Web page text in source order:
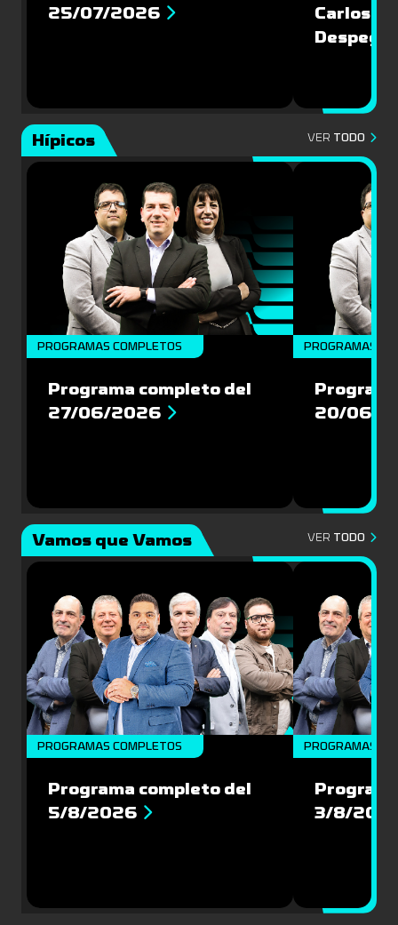
25/07/2026
Carlos
Hípicos VER TODO
PROGRAMAS COMPLETOS
Programa completo del
27/06/2026
PROGRAMAS
20/06/
Vamos que Vamos VER TODO
PROGRAMAS COMPLETOS
Programa completo del
5/8/2026
PROGRAMAS
3/8/